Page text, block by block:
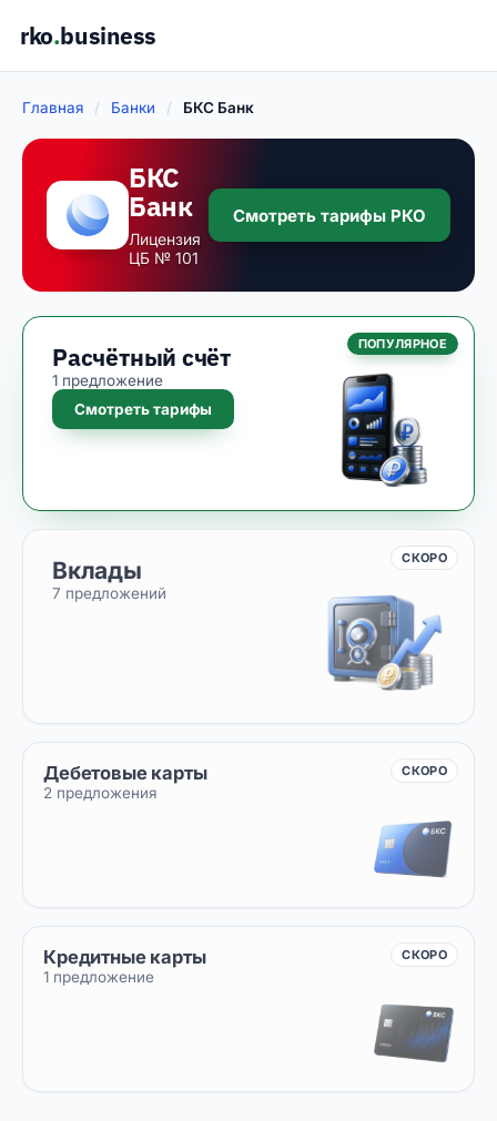
rko.business
Главная / Банки / БКС Банк
БКС
Банк
Лицензия
ЦБ № 101
Смотреть тарифы РКО
Расчётный счёт
1 предложение
Смотреть тарифы
ПОПУЛЯРНОЕ
Вклады
7 предложений
СКОРО
Дебетовые карты
2 предложения
СКОРО
Кредитные карты
1 предложение
СКОРО